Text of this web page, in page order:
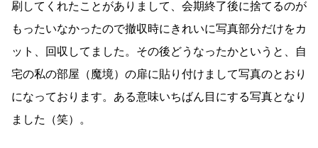
刷してくれたことがありまして、会期終了後に捨てるのが
もったいなかったので撤収時にきれいに写真部分だけをカ
ット、回収してました。その後どうなったかというと、自
宅の私の部屋（魔境）の扉に貼り付けまして写真のとおり
になっております。ある意味いちばん目にする写真となり
ました（笑）。